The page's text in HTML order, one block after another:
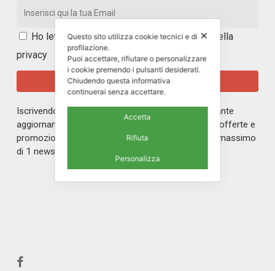
Ho letto e accetto itermini e le condizioni della
privacy
Iscrivendoti alla nostra newsletter rimarrai in costante
aggiornamento sul mondo di ERREPI, sulle nuove offerte e
promozioni riservate ai nostri iscritti. Riceverai un massimo
di 1 newsletter al mese.
facebook
✕
Questo sito utilizza cookie tecnici e di
profilazione.
Puoi accettare, rifiutare o personalizzare
i cookie premendo i pulsanti desiderati.
Chiudendo questa informativa
continuerai senza accettare.
Accetta
Rifiuta
Personalizza